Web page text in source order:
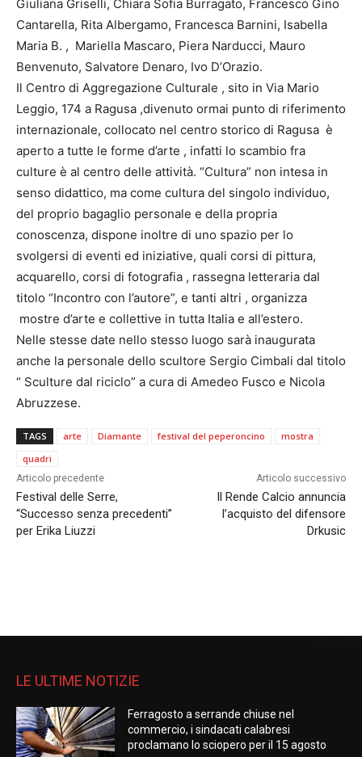
Giuliana Griselli, Chiara Sofia Burragato, Francesco Gino
Cantarella, Rita Albergamo, Francesca Barnini, Isabella
Maria B. , Mariella Mascaro, Piera Narducci, Mauro
Benvenuto, Salvatore Denaro, Ivo D’Orazio.
Il Centro di Aggregazione Culturale , sito in Via Mario
Leggio, 174 a Ragusa ,divenuto ormai punto di riferimento
internazionale, collocato nel centro storico di Ragusa è
aperto a tutte le forme d’arte , infatti lo scambio fra
culture è al centro delle attività. “Cultura” non intesa in
senso didattico, ma come cultura del singolo individuo,
del proprio bagaglio personale e della propria
conoscenza, dispone inoltre di uno spazio per lo
svolgersi di eventi ed iniziative, quali corsi di pittura,
acquarello, corsi di fotografia , rassegna letteraria dal
titolo “Incontro con l’autore”, e tanti altri , organizza
mostre d’arte e collettive in tutta Italia e all’estero.
Nelle stesse date nello stesso luogo sarà inaugurata
anche la personale dello scultore Sergio Cimbali dal titolo
“ Sculture dal riciclo” a cura di Amedeo Fusco e Nicola
Abruzzese.
TAGS arte Diamante festival del peperoncino
mostra
quadri
Articolo precedente
Festival delle Serre,
“Successo senza precedenti”
per Erika Liuzzi
Articolo successivo
Il Rende Calcio annuncia
l’acquisto del difensore
Drkusic
LE ULTIME NOTIZIE
Ferragosto a serrande chiuse nel
commercio, i sindacati calabresi
proclamano lo sciopero per il 15 agosto